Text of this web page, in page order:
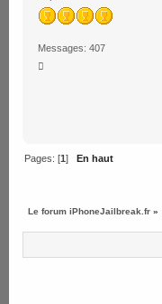
Messages: 407

Pages: [1]En haut
Le forum iPhoneJailbreak.fr »